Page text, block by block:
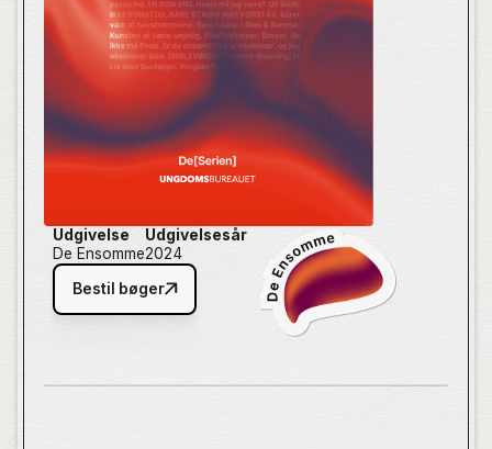
Udgivelse
De Ensomme
Udgivelsesår
2024
Bestil bøger